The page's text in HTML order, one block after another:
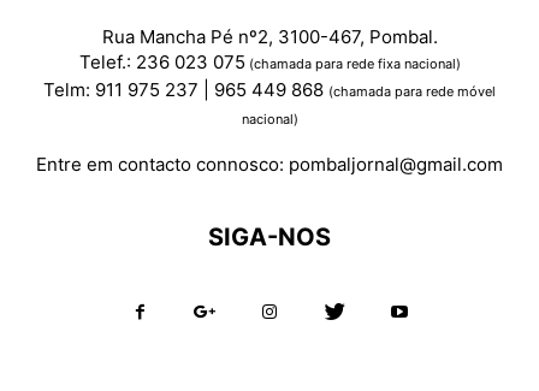
Rua Mancha Pé nº2, 3100-467, Pombal.
Telef.: 236 023 075 (chamada para rede fixa nacional)
Telm: 911 975 237 | 965 449 868 (chamada para rede móvel
nacional)
Entre em contacto connosco: pombaljornal@gmail.com
SIGA-NOS